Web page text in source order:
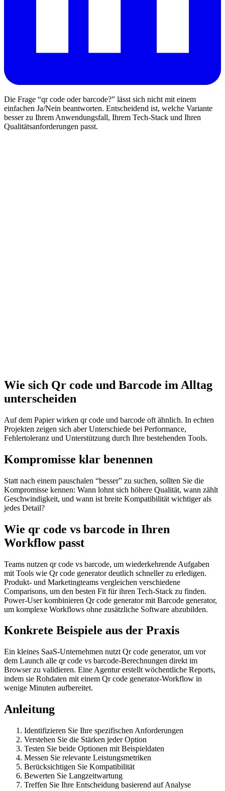
Die Frage “qr code oder barcode?” lässt sich nicht mit einem
einfachen Ja/Nein beantworten. Entscheidend ist, welche Variante
besser zu Ihrem Anwendungsfall, Ihrem Tech‑Stack und Ihren
Qualitätsanforderungen passt.
Wie sich Qr code und Barcode im Alltag
unterscheiden
Auf dem Papier wirken qr code und barcode oft ähnlich. In echten
Projekten zeigen sich aber Unterschiede bei Performance,
Fehlertoleranz und Unterstützung durch Ihre bestehenden Tools.
Kompromisse klar benennen
Statt nach einem pauschalen “besser” zu suchen, sollten Sie die
Kompromisse kennen: Wann lohnt sich höhere Qualität, wann zählt
Geschwindigkeit, und wann ist breite Kompatibilität wichtiger als
jedes Detail?
Wie qr code vs barcode in Ihren
Workflow passt
Teams nutzen qr code vs barcode, um wiederkehrende Aufgaben
mit Tools wie Qr code generator deutlich schneller zu erledigen.
Produkt- und Marketingteams vergleichen verschiedene
Comparisons, um den besten Fit für ihren Tech-Stack zu finden.
Power-User kombinieren Qr code generator mit Barcode generator,
um komplexe Workflows ohne zusätzliche Software abzubilden.
Konkrete Beispiele aus der Praxis
Ein kleines SaaS-Unternehmen nutzt Qr code generator, um vor
dem Launch alle qr code vs barcode-Berechnungen direkt im
Browser zu validieren. Eine Agentur erstellt wöchentliche Reports,
indem sie Rohdaten mit einem Qr code generator-Workflow in
wenige Minuten aufbereitet.
Anleitung
Identifizieren Sie Ihre spezifischen Anforderungen
Verstehen Sie die Stärken jeder Option
Testen Sie beide Optionen mit Beispieldaten
Messen Sie relevante Leistungsmetriken
Berücksichtigen Sie Kompatibilität
Bewerten Sie Langzeitwartung
Treffen Sie Ihre Entscheidung basierend auf Analyse